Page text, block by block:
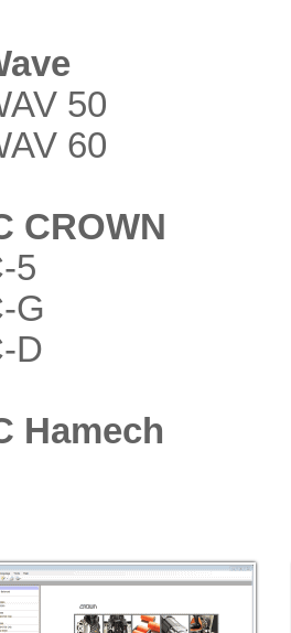
50
60
CROWN
5
G
D
Hamech